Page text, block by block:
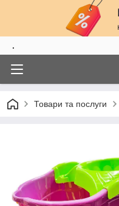
.
Товари та послуги